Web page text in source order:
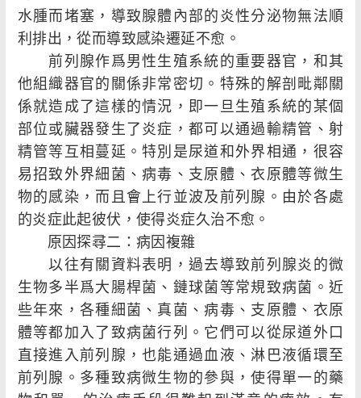
水腫而堵塞，導致腺體內部的炎性分泌物無法順
利排出，從而導致感染遷延不愈。
前列腺作爲男性生殖系統的重要器官，和其
他組織器官的關係非常密切。特殊的解剖毗鄰關
係就造成了這樣的情況，即一旦生殖系統的某個
部位或臟器發生了炎症，都可以通過輸精管、射
精管等互相蔓延。特別是尿道和外界相通，很容
易招致外界細菌、病毒、支原體、衣原體等微生
物的感染，而且會上行並波及前列腺。由於各處
的炎症此起彼伏，使得炎症久治不愈。
原因探尋二：病因複雜
以往有關資料表明，過去導致前列腺炎的微
生物多半爲大腸桿菌、鏈球菌等常規致病菌。近
些年來，各種細菌、真菌、病毒、支原體、衣原
體等都加入了致病菌行列。它們可以從尿道外口
直接進入前列腺，也能通過血液、淋巴液循環至
前列腺。多種致病微生物的參與，使得單一的藥